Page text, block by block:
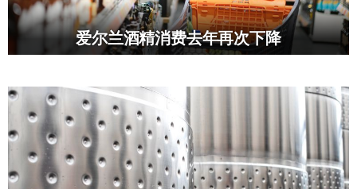
爱尔兰酒精消费去年再次下降